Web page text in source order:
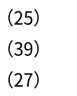
）
）
）